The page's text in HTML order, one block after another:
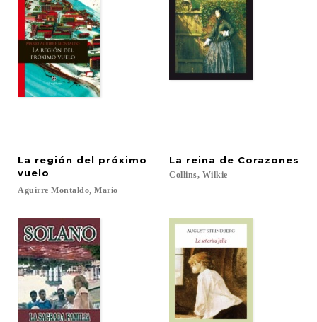
La región del próximo
vuelo
Aguirre Montaldo, Mario
La reina de Corazones
Collins, Wilkie